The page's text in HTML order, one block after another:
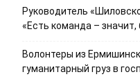
Руководитель
«Есть команда – значит,
Волонтеры из
гуманитарный груз в